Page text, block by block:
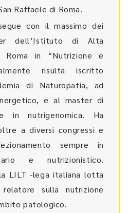
Raffaele di Roma.
con il massimo dei
dell’Istituto di Alta
Roma in “Nutrizione e
risulta iscritto
di Naturopatia, ad
e al master di
in nutrigenomica. Ha
a diversi congressi e
sempre in
e nutrizionistico.
LILT -lega italiana lotta
sulla nutrizione
patologico.